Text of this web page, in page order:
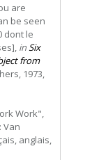
are
be seen
dont le
inSix
from
1973,
Work",
Van
anglais,